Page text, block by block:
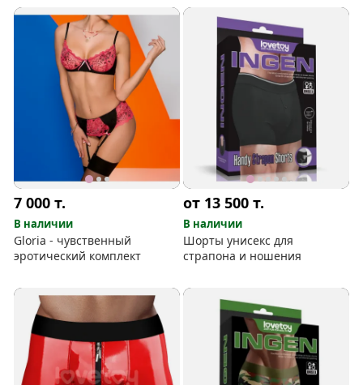
7 000т.
В наличии
Gloria - чувственный
эротический комплект
от 13 500т.
В наличии
Шорты унисекс для
страпона и ношения